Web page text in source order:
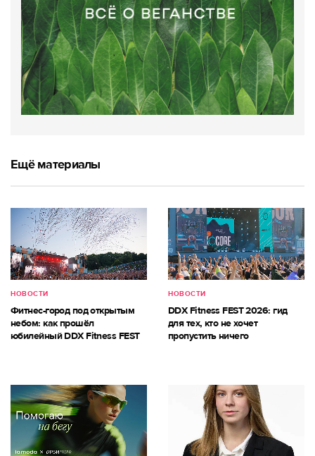
Ещё материалы
НОВОСТИ
Фитнес-город под открытым
небом: как прошёл
юбилейный DDX Fitness FEST
НОВОСТИ
DDX Fitness FEST 2026: гид
для тех, кто не хочет
пропустить ничего